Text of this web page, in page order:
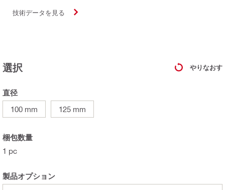
技術データを見る
選択 やりなおす
直径
100 mm
125 mm
梱包数量
1 pc
製品オプション